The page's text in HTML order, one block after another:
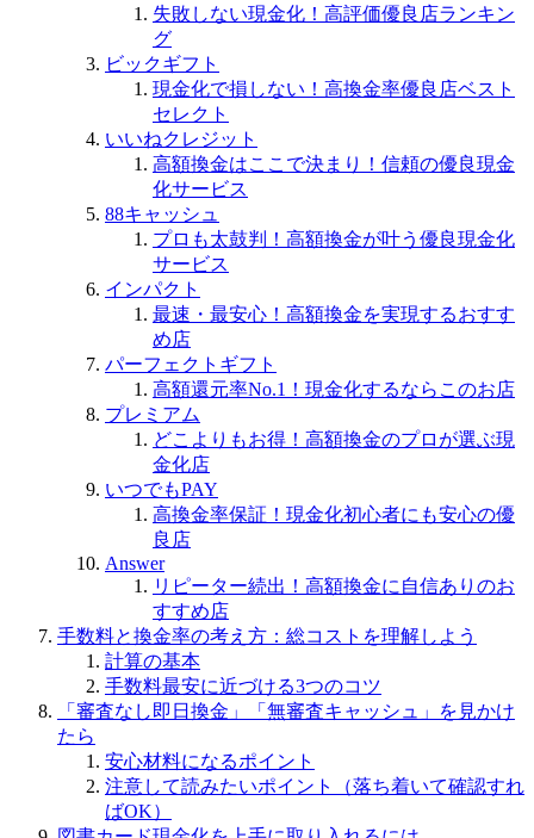
失敗しない現金化！高評価優良店ランキン
グ
ビックギフト
現金化で損しない！高換金率優良店ベスト
セレクト
いいねクレジット
高額換金はここで決まり！信頼の優良現金
化サービス
88キャッシュ
プロも太鼓判！高額換金が叶う優良現金化
サービス
インパクト
最速・最安心！高額換金を実現するおすす
め店
パーフェクトギフト
高額還元率No.1！現金化するならこのお店
プレミアム
どこよりもお得！高額換金のプロが選ぶ現
金化店
いつでもPAY
高換金率保証！現金化初心者にも安心の優
良店
Answer
リピーター続出！高額換金に自信ありのお
すすめ店
手数料と換金率の考え方：総コストを理解しよう
計算の基本
手数料最安に近づける3つのコツ
「審査なし即日換金」「無審査キャッシュ」を見かけ
たら
安心材料になるポイント
注意して読みたいポイント（落ち着いて確認すれ
ばOK）